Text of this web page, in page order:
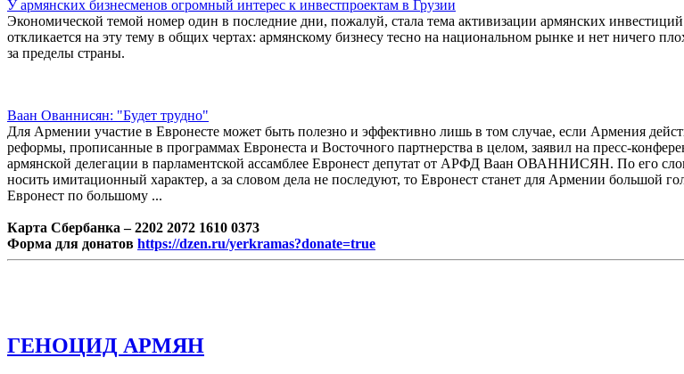
У армянских бизнесменов огромный интерес к инвестпроектам в Грузии
Экономической темой номер один в последние дни, пожалуй, стала тема активизации армянских
откликается на эту тему в общих чертах: армянскому бизнесу тесно на национальном рынке и нет ничего
за пределы страны.
Ваан Ованнисян: "Будет трудно"
Для Армении участие в Евронесте может быть полезно и эффективно лишь в том случае, если Армения
реформы, прописанные в программах Евронеста и Восточного партнерства в целом, заявил на пресс-
армянской делегации в парламентской ассамблее Евронест депутат от АРФД Ваан ОВАННИСЯН. По его
носить имитационный характер, а за словом дела не последуют, то Евронест станет для Армении большой
Евронест по большому ...
Карта Сбербанка – 2202 2072 1610 0373
Форма для донатов https://dzen.ru/yerkramas?donate=true
ГЕНОЦИД АРМЯН